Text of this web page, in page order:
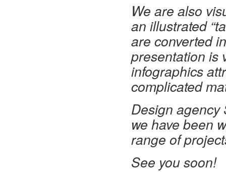
We are also
an illustrated
are converted
presentation is
infographics
complicated
Design agency
we have been
range of
See you soon!